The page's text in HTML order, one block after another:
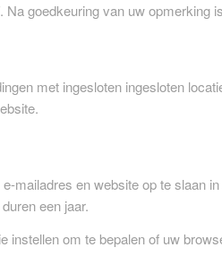
goedkeuring van uw opmerking
met ingesloten ingesloten
mailadres en website op te slaan
een jaar.
om te bepalen of uw